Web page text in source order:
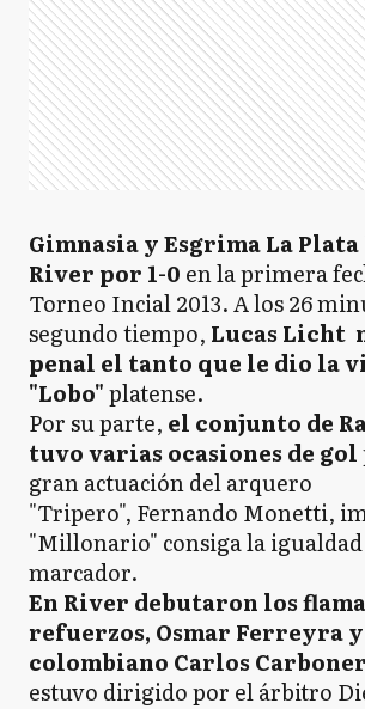
Gimnasia y Esgrima La Plata
River por 1-0 en la primera
Torneo Incial 2013. A los 26
segundo tiempo, Lucas Licht
penal el tanto que le dio la
"Lobo"platense.
Por su parte, el conjunto de
tuvo varias ocasiones de gol
gran actuación del arquero
"Tripero", Fernando Monetti,
"Millonario" consiga la
marcador.
En River debutaron los
refuerzos, Osmar Ferreyra
colombiano Carlos
estuvo dirigido por el árbitro